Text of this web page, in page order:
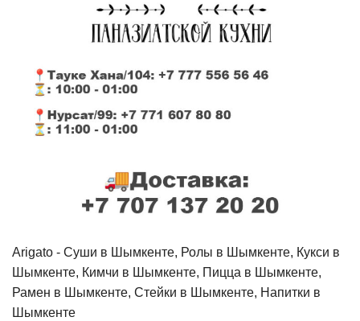
Arigato - Cуши в Шымкенте, Ролы в Шымкенте, Кукси в
Шымкенте, Кимчи в Шымкенте, Пицца в Шымкенте,
Рамен в Шымкенте, Стейки в Шымкенте, Напитки в
Шымкенте